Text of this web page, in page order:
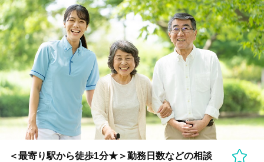
＜最寄り駅から徒歩1分★＞勤務日数などの相談